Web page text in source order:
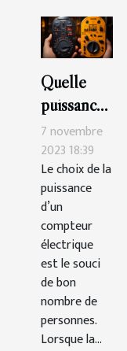
Quelle
puissance
de
compteur
choisir ?
7 novembre
2023 18:39
Le choix de la
puissance
d’un
compteur
électrique
est le souci
de bon
nombre de
personnes.
Lorsque la...